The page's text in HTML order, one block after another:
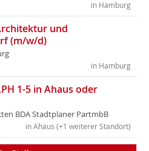
in Hamburg
und
(m/w/d)
in Hamburg
1-5 in Ahaus oder
BDA Stadtplaner PartmbB
in Ahaus (+1 weiterer Standort)